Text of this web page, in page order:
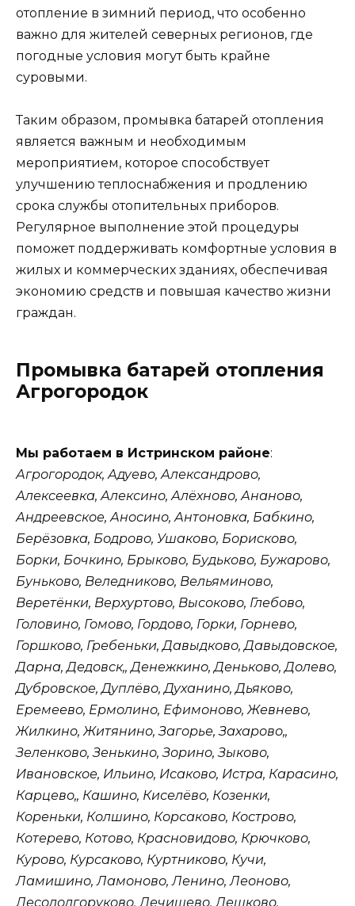
отопление в зимний период, что особенно
важно для жителей северных регионов, где
погодные условия могут быть крайне
суровыми.
Таким образом, промывка батарей отопления
является важным и необходимым
мероприятием, которое способствует
улучшению теплоснабжения и продлению
срока службы отопительных приборов.
Регулярное выполнение этой процедуры
поможет поддерживать комфортные условия в
жилых и коммерческих зданиях, обеспечивая
экономию средств и повышая качество жизни
граждан.
Промывка батарей отопления
Агрогородок
Мы работаем в Истринском районе:
Агрогородок, Адуево, Александрово,
Алексеевка, Алексино, Алёхново, Ананово,
Андреевское, Аносино, Антоновка, Бабкино,
Берёзовка, Бодрово, Ушаково, Борисково,
Борки, Бочкино, Брыково, Будьково, Бужарово,
Буньково, Веледниково, Вельяминово,
Веретёнки, Верхуртово, Высоково, Глебово,
Головино, Гомово, Гордово, Горки, Горнево,
Горшково, Гребеньки, Давыдково, Давыдовское,
Дарна, Дедовск,, Денежкино, Деньково, Долево,
Дубровское, Дуплёво, Духанино, Дьяково,
Еремеево, Ермолино, Ефимоново, Жевнево,
Жилкино, Житянино, Загорье, Захарово,,
Зеленково, Зенькино, Зорино, Зыково,
Ивановское, Ильино, Исаково, Истра, Карасино,
Карцево,, Кашино, Киселёво, Козенки,
Кореньки, Колшино, Корсаково, Кострово,
Котерево, Котово, Красновидово, Крючково,
Курово, Курсаково, Куртниково, Кучи,
Ламишино, Ламоново, Ленино, Леоново,
Лесодолгоруково, Лечищево, Лешково,